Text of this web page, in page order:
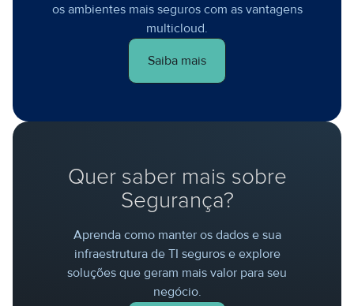
os ambientes mais seguros com as vantagens
multicloud.
Saiba mais
Quer saber mais sobre
Segurança?
Aprenda como manter os dados e sua
infraestrutura de TI seguros e explore
soluções que geram mais valor para seu
negócio.